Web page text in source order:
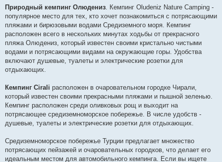
Природный кемпинг Олюдениз. Кемпинг Oludeniz Nature Camping -
популярное место для тех, кто хочет познакомиться с потрясающими
пляжами и бирюзовыми водами Средиземного моря. Кемпинг
расположен всего в нескольких минутах ходьбы от прекрасного
пляжа Олюдениз, который известен своими кристально чистыми
водами и потрясающими видами на окружающие горы. Удобства
включают душевые, туалеты и электрические розетки для
отдыхающих.
Кемпинг Cirali расположен в очаровательном городке Чирали,
который известен своими прекрасными пляжами и пышной зеленью.
Кемпинг расположен среди оливковых рощ и выходит на
потрясающее средиземноморское побережье. В числе удобств -
душевые, туалеты и электрические розетки для отдыхающих.
Средиземноморское побережье Турции предлагает множество
потрясающих пейзажей и очаровательных городков, что делает его
идеальным местом для автомобильного кемпинга. Если вы ищете